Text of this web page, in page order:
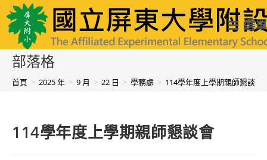
跳
轉
至
國立屏東大學附設實驗國民小學 選單
部落格
首頁 > 2025 年 > 9 月 > 22 日 > 學務處 > 114學年度上學期親師懇談會
114學年度上學期親師懇談會